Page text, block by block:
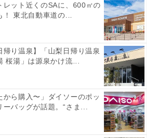
た全体に関わる内容の報告があるほ
子どもたちの様子の共有が行われま
「特に注意して見守りたい子」がい
学年内だけでなく学校全体で共有し
を全教員が理解しておくことで、休
に声をかけたり、異変にいち早く気
レット近くのSAに、600㎡の
東北自動車道の...
帰り温泉】「山梨日帰り温泉
桜湯」は源泉かけ流...
から購入〜」ダイソーのポッ
バッグが話題。“さま...